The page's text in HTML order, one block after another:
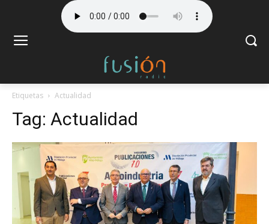
Etiquetas Actualidad
Tag: Actualidad